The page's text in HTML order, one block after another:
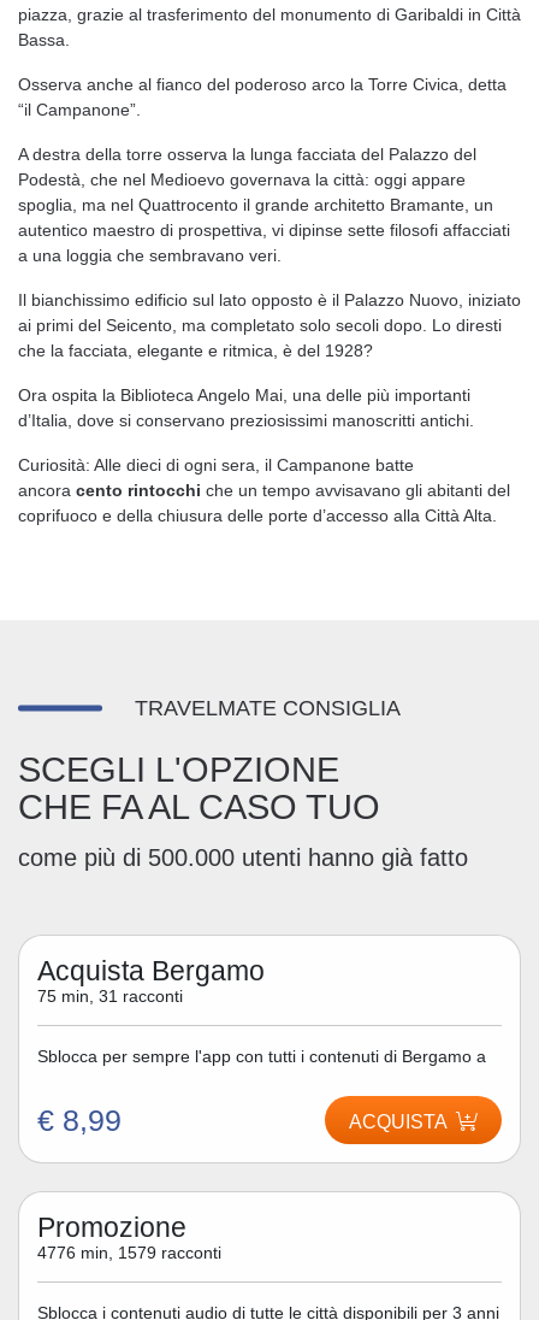
piazza, grazie al trasferimento del monumento di Garibaldi in Città
Bassa.
Osserva anche al fianco del poderoso arco la Torre Civica, detta
“il Campanone”.
A destra della torre osserva la lunga facciata del Palazzo del
Podestà, che nel Medioevo governava la città: oggi appare
spoglia, ma nel Quattrocento il grande architetto Bramante, un
autentico maestro di prospettiva, vi dipinse sette filosofi affacciati
a una loggia che sembravano veri.
Il bianchissimo edificio sul lato opposto è il Palazzo Nuovo, iniziato
ai primi del Seicento, ma completato solo secoli dopo. Lo diresti
che la facciata, elegante e ritmica, è del 1928?
Ora ospita la Biblioteca Angelo Mai, una delle più importanti
d’Italia, dove si conservano preziosissimi manoscritti antichi.
Curiosità: Alle dieci di ogni sera, il Campanone batte
ancora cento rintocchi che un tempo avvisavano gli abitanti del
coprifuoco e della chiusura delle porte d’accesso alla Città Alta.
TRAVELMATE CONSIGLIA
SCEGLI L'OPZIONE
CHE FA AL CASO TUO
come più di 500.000 utenti hanno già fatto
Acquista Bergamo
75 min, 31 racconti
Sblocca per sempre l'app con tutti i contenuti di Bergamo a
€ 8,99 ACQUISTA
Promozione
4776 min, 1579 racconti
Sblocca i contenuti audio di tutte le città disponibili per 3 anni